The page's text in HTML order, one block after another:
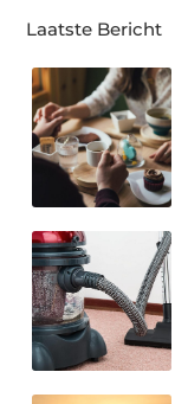
Laatste Bericht